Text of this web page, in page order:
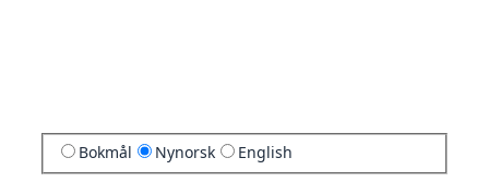
Bokmål Nynorsk English